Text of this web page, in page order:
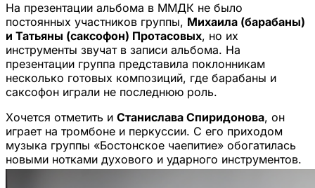
На презентации альбома в ММДК не было
постоянных участников группы, Михаила (барабаны)
и Татьяны (саксофон) Протасовых, но их
инструменты звучат в записи альбома. На
презентации группа представила поклонникам
несколько готовых композиций, где барабаны и
саксофон играли не последнюю роль.
Хочется отметить и Станислава Спиридонова, он
играет на тромбоне и перкуссии. С его приходом
музыка группы «Бостонское чаепитие» обогатилась
новыми нотками духового и ударного инструментов.